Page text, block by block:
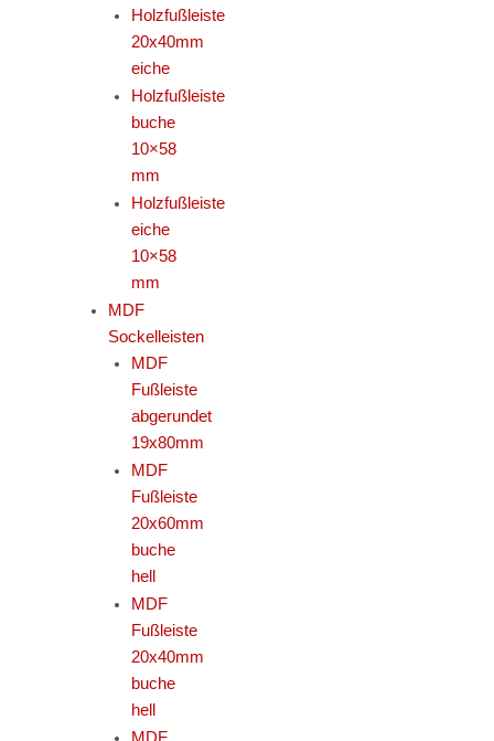
Holzfußleiste
20x40mm
eiche
Holzfußleiste
buche
10×58
mm
Holzfußleiste
eiche
10×58
mm
MDF
Sockelleisten
MDF
Fußleiste
abgerundet
19x80mm
MDF
Fußleiste
20x60mm
buche
hell
MDF
Fußleiste
20x40mm
buche
hell
MDF